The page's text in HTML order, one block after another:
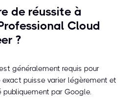
de réussite à
Cloud
?
généralement requis pour
exact puisse varier légèrement et
par Google.